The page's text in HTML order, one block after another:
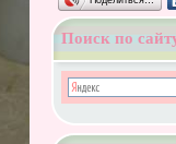
Поиск по